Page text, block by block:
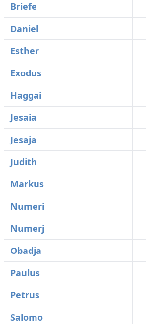
Briefe
Daniel
Esther
Exodus
Haggai
Jesaia
Jesaja
Judith
Markus
Numeri
Numerj
Obadja
Paulus
Petrus
Salomo